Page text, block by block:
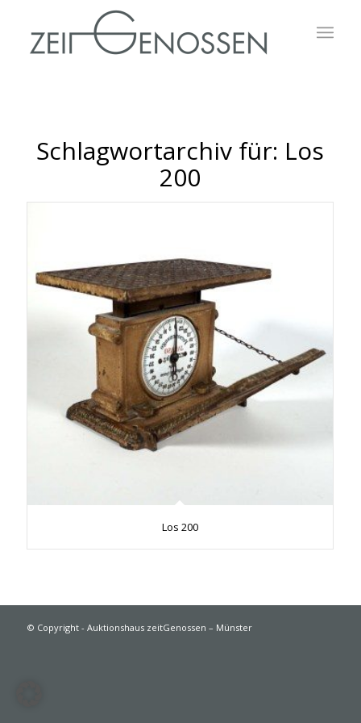
Schlagwortarchiv für: Los
200
Los 200
© Copyright - Auktionshaus zeitGenossen – Münster